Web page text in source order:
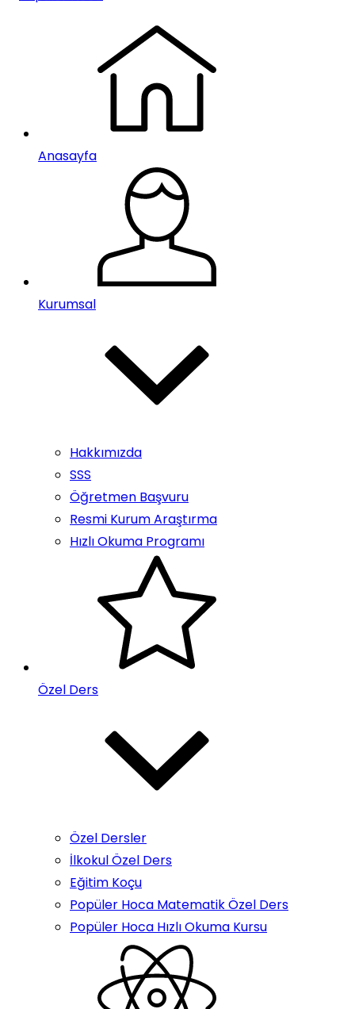
Anasayfa
Kurumsal
Hakkımızda
SSS
Öğretmen Başvuru
Resmi Kurum Araştırma
Hızlı Okuma Programı
Özel Ders
Özel Dersler
İlkokul Özel Ders
Eğitim Koçu
Popüler Hoca Matematik Özel Ders
Popüler Hoca Hızlı Okuma Kursu